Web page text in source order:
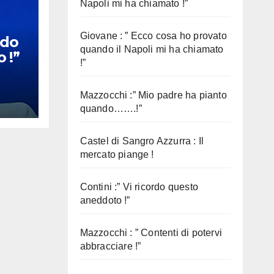
!”
Napoli mi ha chiamato !”
Giovane : ” Ecco cosa ho provato
quando il Napoli mi ha chiamato
!”
Mazzocchi :” Mio padre ha pianto
quando…….!”
Castel di Sangro Azzurra : Il
mercato piange !
Contini :” Vi ricordo questo
aneddoto !”
Mazzocchi : ” Contenti di potervi
abbracciare !”